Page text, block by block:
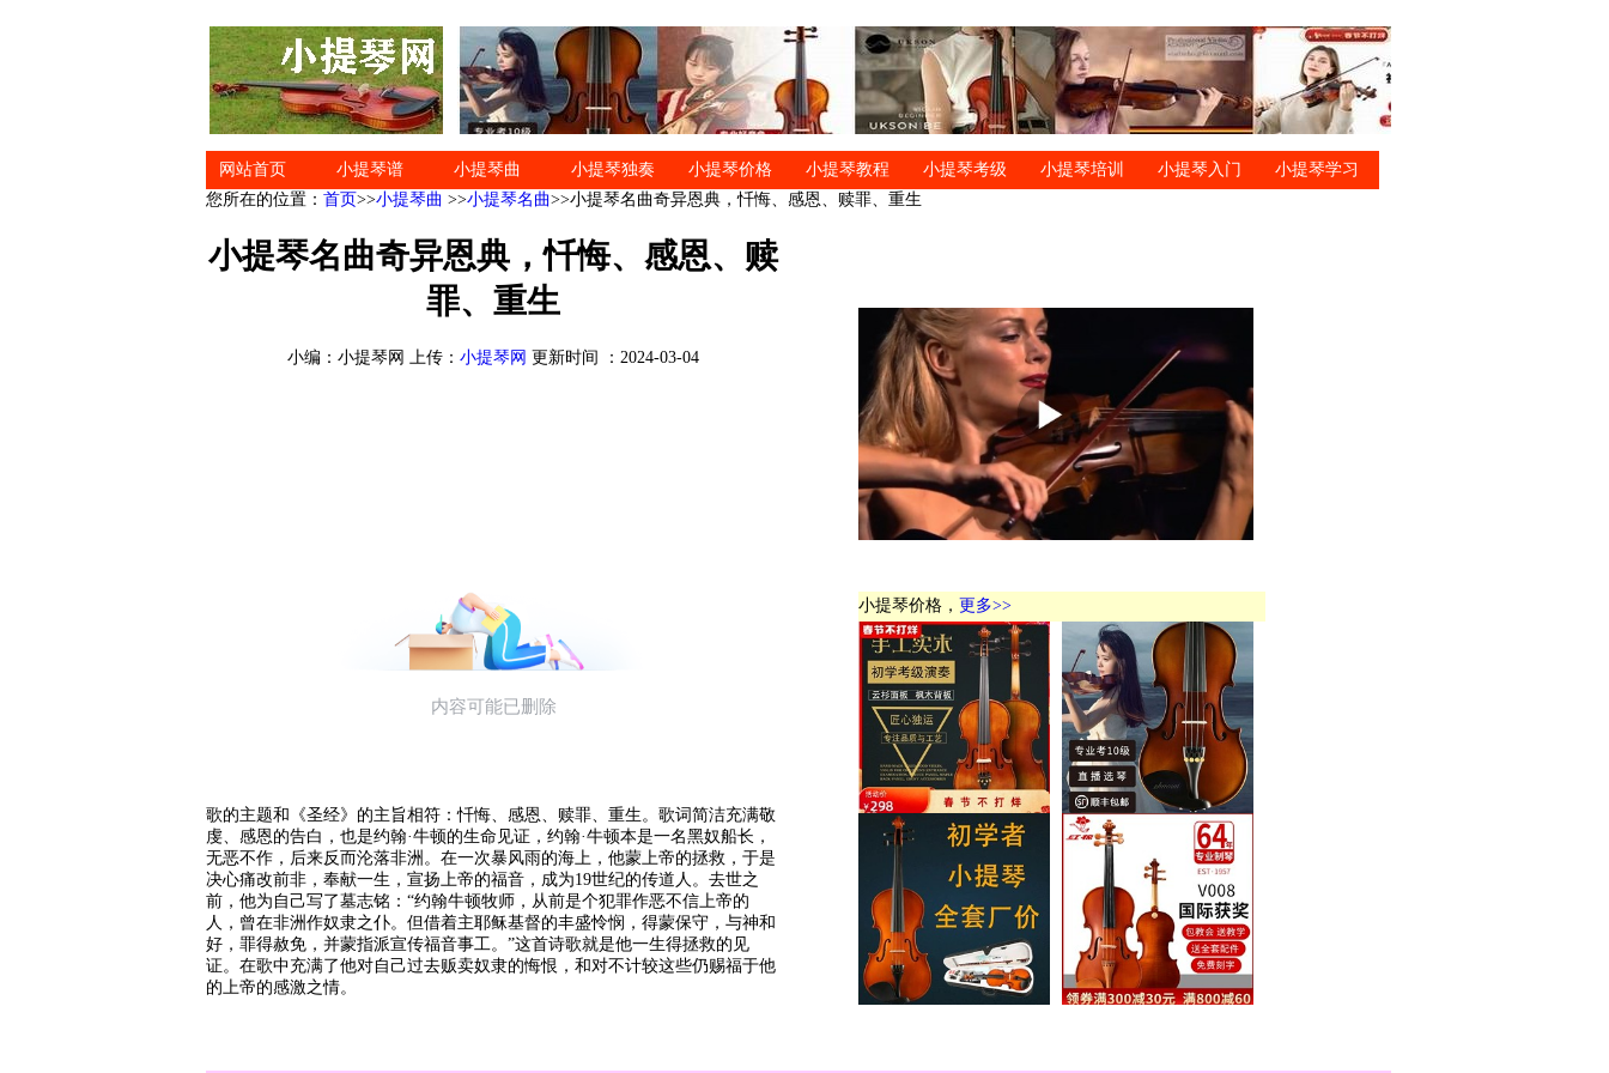
网站首页 小提琴谱 小提琴曲 小提琴独奏 小提琴价格 小提琴教程 小提琴考级 小提琴培训 小提琴入门
小提琴学习
您所在的位置： 首页>>小提琴曲 >>小提琴名曲>>小提琴名曲奇异恩典，忏悔、感恩、赎罪、重生
小提琴名曲奇异恩典，忏悔、感恩、赎
罪、重生
小编：小提琴网 上传： 小提琴网 更新时间 ：2024-03-04
歌的主题和《圣经》的主旨相符：忏悔、感恩、赎罪、重生。歌词简洁充满敬
虔、感恩的告白，也是约翰·牛顿的生命见证，约翰·牛顿本是一名黑奴船长，
无恶不作，后来反而沦落非洲。在一次暴风雨的海上，他蒙上帝的拯救，于是
决心痛改前非，奉献一生，宣扬上帝的福音，成为19世纪的传道人。去世之
前，他为自己写了墓志铭：“约翰牛顿牧师，从前是个犯罪作恶不信上帝的
人，曾在非洲作奴隶之仆。但借着主耶稣基督的丰盛怜悯，得蒙保守，与神和
好，罪得赦免，并蒙指派宣传福音事工。”这首诗歌就是他一生得拯救的见
证。在歌中充满了他对自己过去贩卖奴隶的悔恨，和对不计较这些仍赐福于他
的上帝的感激之情。
小提琴价格， 更多>>